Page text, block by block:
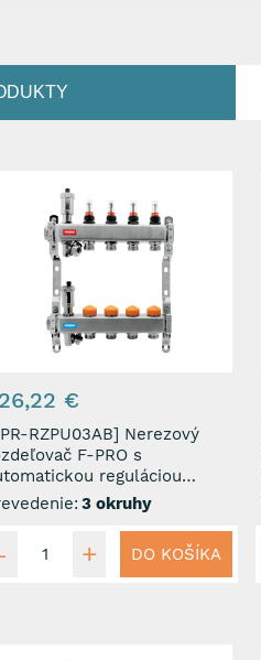
€
RZPU03AB] Nerezový
F-PRO s
reguláciou
3 okruhy
3 okruhy
DO KOŠÍKA